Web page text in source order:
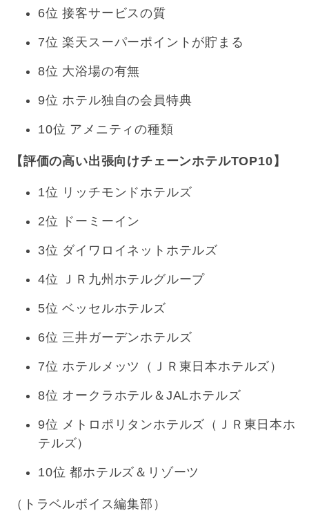
6位 接客サービスの質
7位 楽天スーパーポイントが貯まる
8位 大浴場の有無
9位 ホテル独自の会員特典
10位 アメニティの種類
【評価の高い出張向けチェーンホテルTOP10】
1位 リッチモンドホテルズ
2位 ドーミーイン
3位 ダイワロイネットホテルズ
4位 ＪＲ九州ホテルグループ
5位 ベッセルホテルズ
6位 三井ガーデンホテルズ
7位 ホテルメッツ（ＪＲ東日本ホテルズ）
8位 オークラホテル＆JALホテルズ
9位 メトロポリタンホテルズ（ＪＲ東日本ホ
テルズ）
10位 都ホテルズ＆リゾーツ
（トラベルボイス編集部）